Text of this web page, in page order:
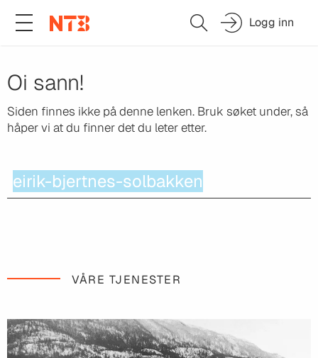
Logg inn
Oi sann!
Siden finnes ikke på denne lenken. Bruk søket under, så
håper vi at du finner det du leter etter.
VÅRE TJENESTER